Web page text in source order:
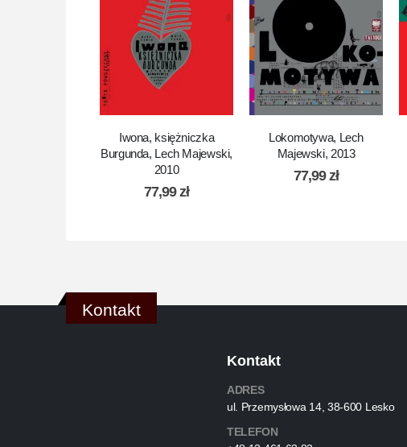
Iwona, księżniczka
Burgunda, Lech Majewski,
2010
77,99zł
Lokomotywa, Lech
Majewski, 2013
77,99zł
Kontakt
Kontakt
ADRES
ul. Przemysłowa 14, 38-600 Lesko
TELEFON